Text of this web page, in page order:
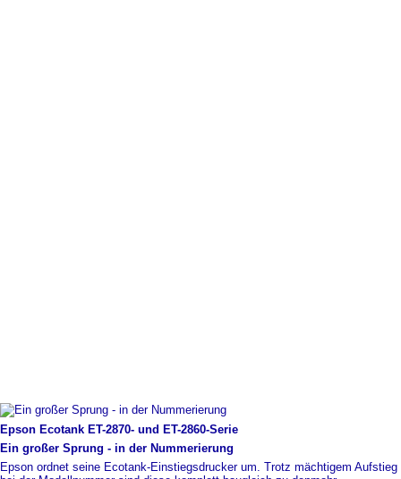
Epson Ecotank ET-​2870- ​ und ET-​2860-​Serie
Ein großer Sprung - ​ in der Nummerierung
Epson ordnet seine Ecotank-Einstiegsdrucker um. Trotz mächtigem Aufstieg